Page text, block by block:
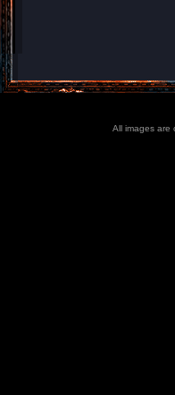
All images are